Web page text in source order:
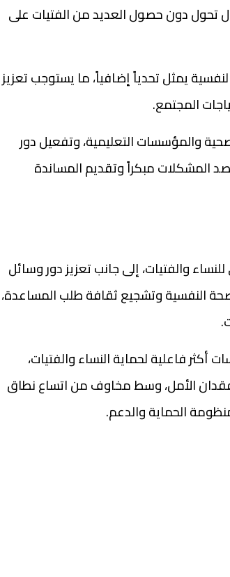
تحول دون حصول العديد من الفتيات على
يمثل تحدياً إضافياً، ما يستوجب تعزيز
المجتمع.
والمؤسسات التعليمية، وتفعيل دور
المشكلات مبكراً وتقديم المساندة
والفتيات، إلى جانب تعزيز دور وسائل
النفسية وتشجيع ثقافة طلب المساعدة،
أكثر فاعلية لحماية النساء والفتيات،
الأمل، وسط مخاوف من اتساع نطاق
الحماية والدعم.